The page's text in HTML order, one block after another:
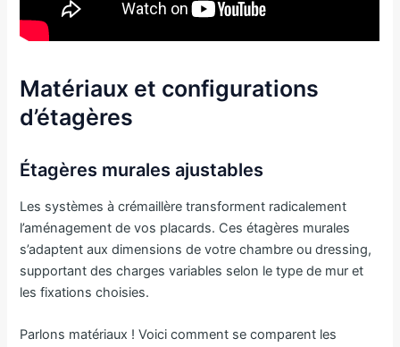
Matériaux et configurations
d’étagères
Étagères murales ajustables
Les systèmes à crémaillère transforment radicalement
l’aménagement de vos placards. Ces étagères murales
s’adaptent aux dimensions de votre chambre ou dressing,
supportant des charges variables selon le type de mur et
les fixations choisies.
Parlons matériaux ! Voici comment se comparent les